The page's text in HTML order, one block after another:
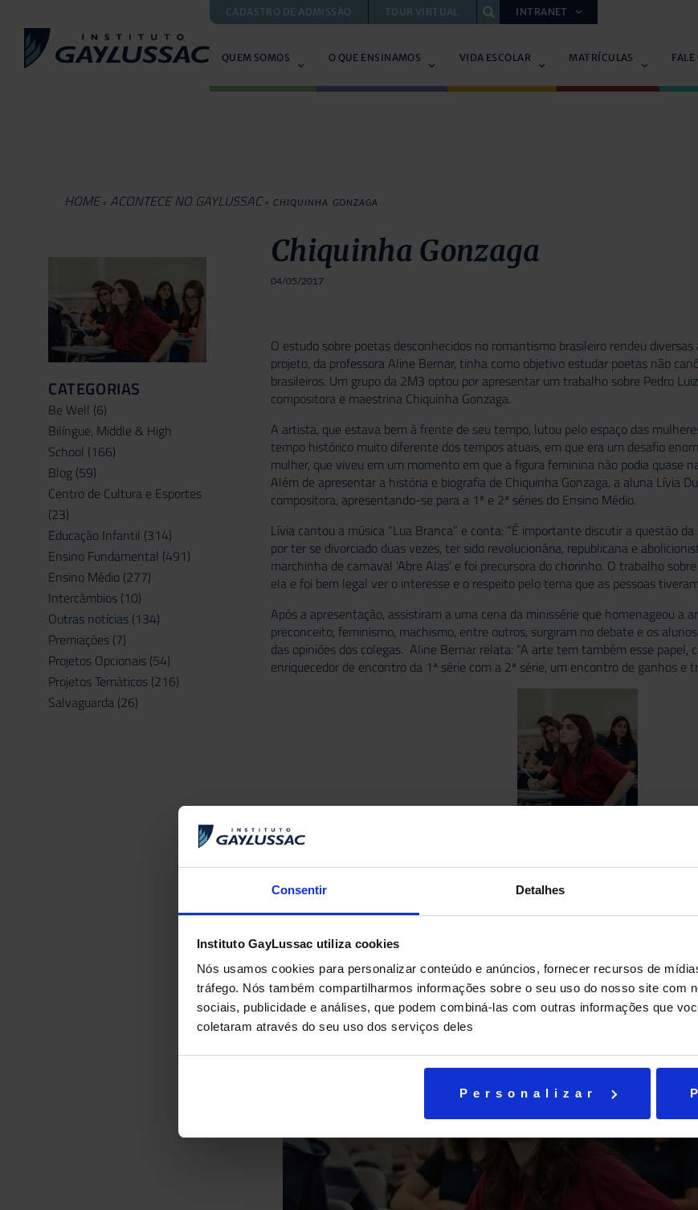
Consentir Detalhes
Instituto GayLussac utiliza cookies
Nós usamos cookies para personalizar conteúdo e anúncios, fornecer recursos de
tráfego. Nós também compartilharmos informações sobre o seu uso do nosso site com
sociais, publicidade e análises, que podem combiná-las com outras informações que
coletaram através do seu uso dos serviços deles
Personalizar
CADASTRO DE ADMISSÃO TOUR VIRTUAL INTRANET
QUEM SOMOS O QUE ENSINAMOS VIDA ESCOLAR MATRÍCULAS FALE
HOME » ACONTECE NO GAYLUSSAC » CHIQUINHA GONZAGA
CATEGORIAS
Be Well (6)
Bilíngue, Middle & High
School (166)
Blog (59)
Centro de Cultura e Esportes
(23)
Educação Infantil (314)
Ensino Fundamental (491)
Ensino Médio (277)
Intercâmbios (10)
Outras notícias (134)
Premiações (7)
Projetos Opcionais (54)
Projetos Temáticos (216)
Salvaguarda (26)
Chiquinha Gonzaga
04/05/2017
O estudo sobre poetas desconhecidos no romantismo brasileiro rendeu
projeto, da professora Aline Bernar, tinha como objetivo estudar poetas não
brasileiros. Um grupo da 2M3 optou por apresentar um trabalho sobre Pedro
compositora e maestrina Chiquinha Gonzaga.
A artista, que estava bem à frente de seu tempo, lutou pelo espaço das
tempo histórico muito diferente dos tempos atuais, em que era um desafio
mulher, que viveu em um momento em que a figura feminina não podia quase
Além de apresentar a história e biografia de Chiquinha Gonzaga, a aluna Lívia
compositora, apresentando-se para a 1ª e 2ª séries do Ensino Médio.
Lívia cantou a música “Lua Branca” e conta: “É importante discutir a questão
por ter se divorciado duas vezes, ter sido revolucionária, republicana e
marchinha de carnaval ‘Abre Alas’ e foi precursora do chorinho. O trabalho
ela e foi bem legal ver o interesse e o respeito pelo tema que as pessoas
Após a apresentação, assistiram a uma cena da minissérie que homenageou a
preconceito, feminismo, machismo, entre outros, surgiram no debate e os
das opiniões dos colegas. Aline Bernar relata: “A arte tem também esse papel,
enriquecedor de encontro da 1ª série com a 2ª série, um encontro de ganhos e